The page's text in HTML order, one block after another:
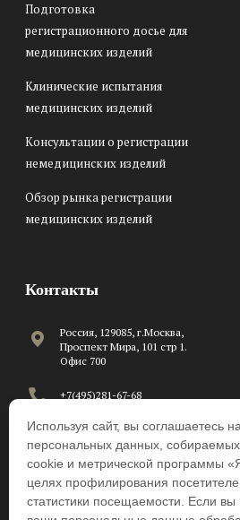
Подготовка
регистрационного досье для
медицинских изделий
Клинические испытания
медицинских изделий
Консультации о регистрации
немедицинских изделий
Обзор рынка регистрации
медицинских изделий
Контакты
Россия, 129085, г.Москва,
Проспект Мира, 101 стр 1.
Офис 700
+7(495)281-67-68
C 8:00 до 17:00 по рабочим
дням
info@beawire.com
Используя сайт, вы соглашаетесь
персональных данных,
cookie и метрической программы
целях профилирования
статистики посещаемости. Если